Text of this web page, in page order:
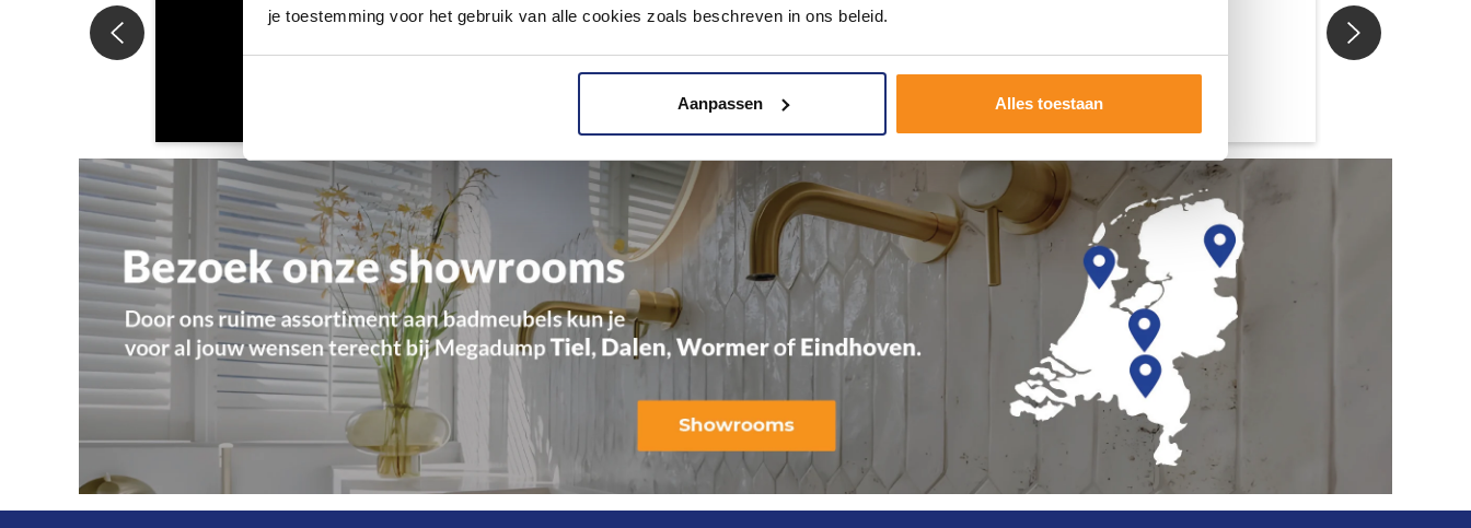
je toestemming voor het gebruik van alle cookies zoals beschreven in ons beleid.
Aanpassen Alles toestaan